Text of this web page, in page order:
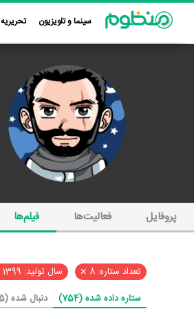
سینما و تلویزیون تحریریه
پروفایل فعالیت‌ها فیلم‌ها
تعداد ستاره: 8 × سال تولید: 1399
ستاره داده شده (754) دنبال شده (25)